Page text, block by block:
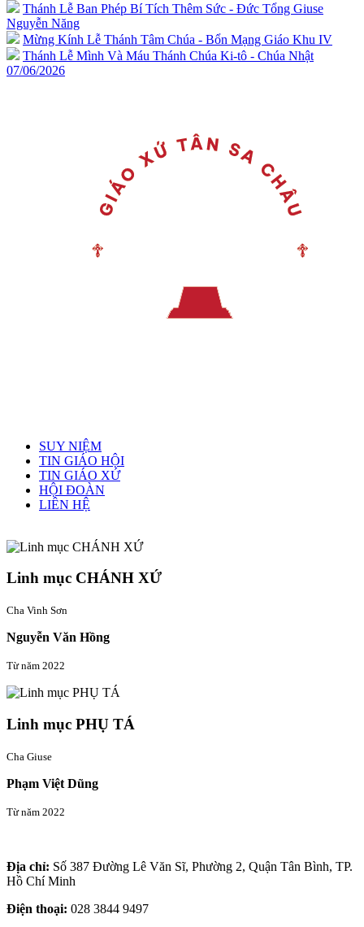
Thánh Lễ Ban Phép Bí Tích Thêm Sức - Đức Tổng Giuse
Nguyễn Năng
Mừng Kính Lễ Thánh Tâm Chúa - Bổn Mạng Giáo Khu IV
Thánh Lễ Mình Và Máu Thánh Chúa Ki-tô - Chúa Nhật
07/06/2026
SUY NIỆM
TIN GIÁO HỘI
TIN GIÁO XỨ
HỘI ĐOÀN
LIÊN HỆ
Linh mục CHÁNH XỨ
Cha Vinh Sơn
Nguyễn Văn Hồng
Từ năm 2022
Linh mục PHỤ TÁ
Cha Giuse
Phạm Việt Dũng
Từ năm 2022
Địa chỉ: Số 387 Đường Lê Văn Sĩ, Phường 2, Quận Tân Bình, TP.
Hồ Chí Minh
Điện thoại: 028 3844 9497